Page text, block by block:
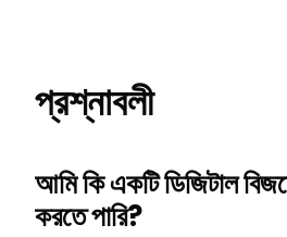
প্রশ্নাবলী
আমি কি একটি ডিজিটাল
করতে পারি?